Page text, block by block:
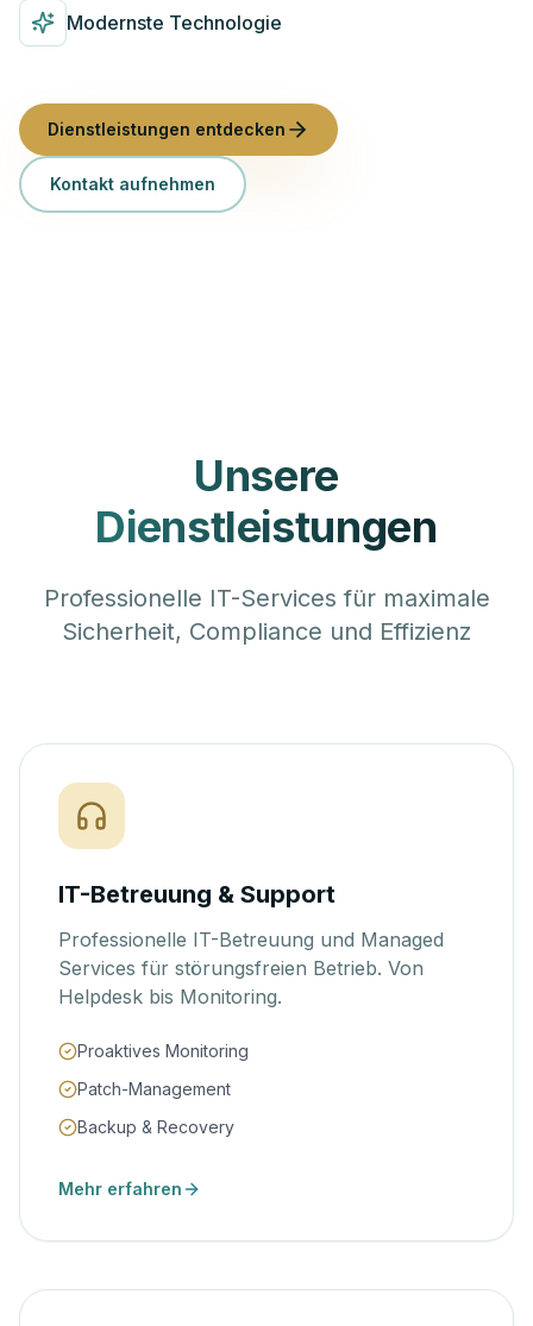
Modernste Technologie
Dienstleistungen entdecken
Kontakt aufnehmen
Unsere
Dienstleistungen
Professionelle IT-Services für maximale
Sicherheit, Compliance und Effizienz
IT-Betreuung & Support
Professionelle IT-Betreuung und Managed
Services für störungsfreien Betrieb. Von
Helpdesk bis Monitoring.
Proaktives Monitoring
Patch-Management
Backup & Recovery
Mehr erfahren